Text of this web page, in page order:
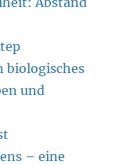
biologisches
und
– eine